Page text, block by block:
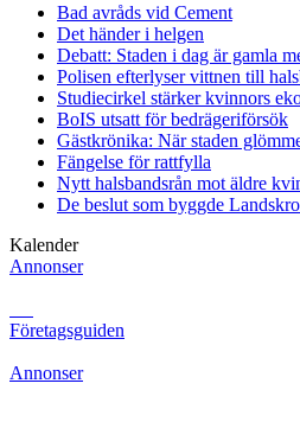
Bad avråds vid Cement
Det händer i helgen
Debatt: Staden i dag är gamla
Polisen efterlyser vittnen till
Studiecirkel stärker kvinnors
BoIS utsatt för bedrägeriförsök
Gästkrönika: När staden
Fängelse för rattfylla
Nytt halsbandsrån mot äldre
De beslut som byggde
Kalender
Annonser
Företagsguiden
Annonser